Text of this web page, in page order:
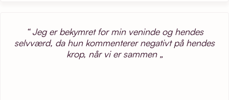
Jeg er bekymret for min veninde og hendes
selvværd, da hun kommenterer negativt på hendes
krop, når vi er sammen